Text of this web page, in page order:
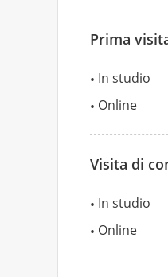
Prima
In studio
Online
Visita di
In studio
Online